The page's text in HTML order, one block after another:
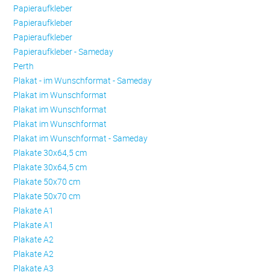
Papieraufkleber
Papieraufkleber
Papieraufkleber
Papieraufkleber - Sameday
Perth
Plakat - im Wunschformat - Sameday
Plakat im Wunschformat
Plakat im Wunschformat
Plakat im Wunschformat
Plakat im Wunschformat - Sameday
Plakate 30x64,5 cm
Plakate 30x64,5 cm
Plakate 50x70 cm
Plakate 50x70 cm
Plakate A1
Plakate A1
Plakate A2
Plakate A2
Plakate A3